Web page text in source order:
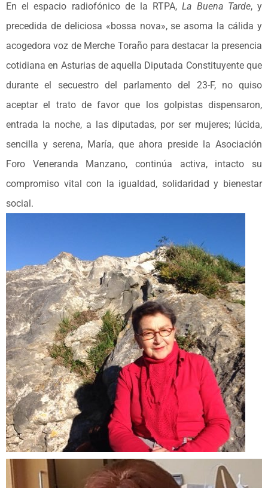
En el espacio radiofónico de la RTPA,La Buena Tarde, y
precedida de deliciosa «bossa nova», se asoma la cálida y
acogedora voz de Merche Toraño para destacar la presencia
cotidiana en Asturias de aquella Diputada Constituyente que
durante el secuestro del parlamento del 23-F, no quiso
aceptar el trato de favor que los golpistas dispensaron,
entrada la noche, a las diputadas, por ser mujeres; lúcida,
sencilla y serena, María, que ahora preside la Asociación
Foro Veneranda Manzano, continúa activa, intacto su
compromiso vital con la igualdad, solidaridad y bienestar
social.